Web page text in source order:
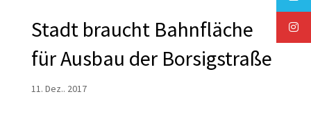
Stadt braucht Bahnfläche
für Ausbau der Borsigstraße
11. Dez.. 2017